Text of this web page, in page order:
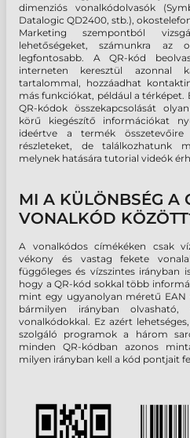
dimenziós vonalkódolvasók
Datalogic QD2400, stb.),
Marketing szempontból
lehetőségeket, számunkra
legfontosabb. A QR-kód
interneten keresztül azonnal
tartalommal, hozzáadhat
más funkciókat, például a térképet.
QR-kódok összekapcsolását
körű kiegészítő információkat
ideértve a termék összetevőire
részleteket, de találkozhatunk
melynek hatására tutorial videók
MI A KÜLÖNBSÉG A
VONALKÓD
A vonalkódos címékéken csak
vékony és vastag fekete
függőleges és vízszintes irányban
hogy a QR-kód sokkal több
mint egy ugyanolyan méretű EAN
bármilyen irányban olvasható,
vonalkódokkal. Ez azért
szolgáló programok a három
minden QR-kódban azonos
milyen irányban kell a kód pontjait